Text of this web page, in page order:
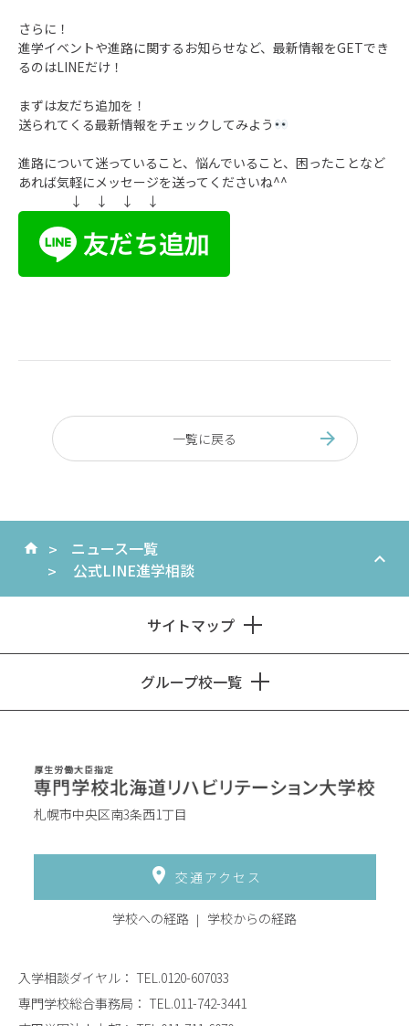
さらに！
進学イベントや進路に関するお知らせなど、最新情報をGETでき
るのはLINEだけ！
まずは友だち追加を！
送られてくる最新情報をチェックしてみよう
進路について迷っていること、悩んでいること、困ったことなど
あれば気軽にメッセージを送ってくださいね^^
↓ ↓ ↓ ↓
一覧に戻る
ニュース一覧
公式LINE進学相談
サイトマップ
グループ校一覧
札幌市中央区南3条西1丁目
交通アクセス
学校への経路 学校からの経路
入学相談ダイヤル： TEL.0120-607033
専門学校総合事務局： TEL.011-742-3441